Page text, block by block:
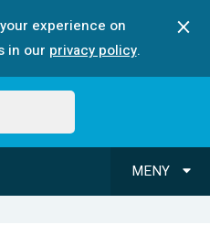
experience on
in our privacy policy.
MENY